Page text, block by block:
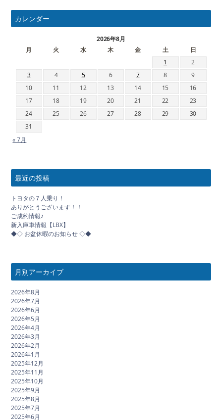
カレンダー
2026年8月
月
火 水 木 金 土
日
1
2
3
4 5 6 7 8
9
10
11 12 13 14 15
16
17
18 19 20 21 22
23
24
25 26 27 28 29
30
31
« 7月
最近の投稿
トヨタの７人乗り！
ありがとうございます！！
ご成約情報♪
新入庫車情報【LBX】
◆◇ お盆休暇のお知らせ ◇◆
月別アーカイブ
2026年8月
2026年7月
2026年6月
2026年5月
2026年4月
2026年3月
2026年2月
2026年1月
2025年12月
2025年11月
2025年10月
2025年9月
2025年8月
2025年7月
2025年6月